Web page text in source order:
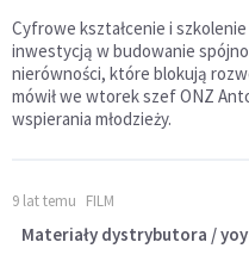
Cyfrowe kształcenie i
inwestycją w budowanie
nierówności, które blokują
mówił we wtorek szef ONZ
wspierania młodzieży.
9 lat temu FILM
Materiały dystrybutora /